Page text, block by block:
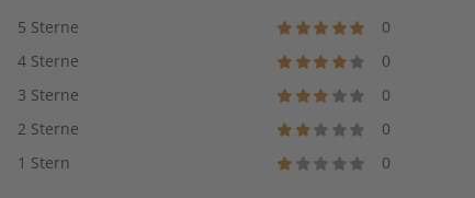
5 Sterne
0
4 Sterne
0
3 Sterne
0
2 Sterne
0
1 Stern
0